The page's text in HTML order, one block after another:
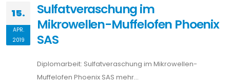
15.
APR.
2019
Sulfatveraschung im
Mikrowellen-Muffelofen Phoenix
SAS
Diplomarbeit: Sulfatveraschung im Mikrowellen-
Muffelofen Phoenix SAS mehr…